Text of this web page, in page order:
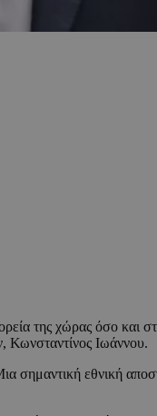
της χώρας όσο και
Ιωάννου.
εθνική